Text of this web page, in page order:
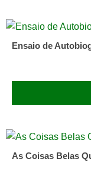
Ensaio de
As Coisas Belas